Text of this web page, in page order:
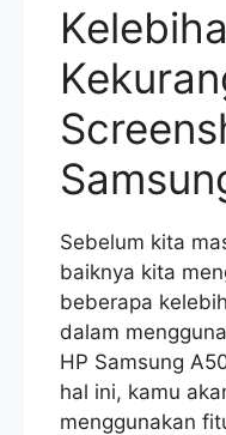
Sebelum kita
baiknya kita
beberapa
dalam
HP Samsung
hal ini, kamu
menggunakan